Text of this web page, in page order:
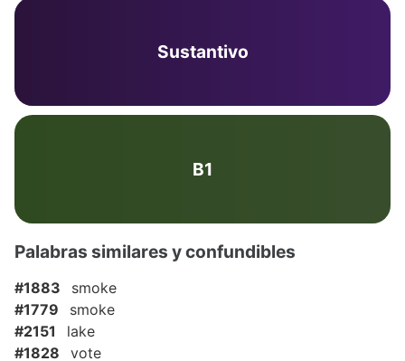
Sustantivo
B1
Palabras similares y confundibles
#1883
smoke
#1779
smoke
#2151
lake
#1828
vote